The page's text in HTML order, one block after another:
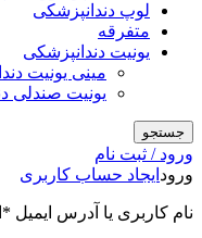
لوپ دندانپزشکی
متفرقه
یونیت دندانپزشکی
مینی یونیت
یونیت صندلی
جستجو
ورود / ثبت نام
ورود ایجاد حساب کاربری
نام کاربری یا آدرس ایمیل *